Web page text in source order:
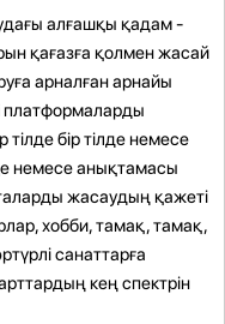
алғашқы қадам -
қағазға қолмен жасай
арналған арнайы
платформаларды
бір тілде немесе
немесе анықтамасы
жасаудың қажеті
хобби, тамақ, тамақ,
санаттарға
кең спектрін